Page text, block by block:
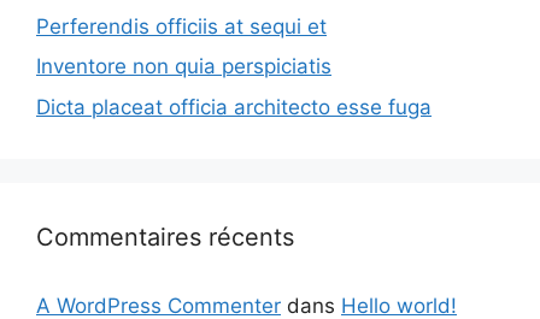
Perferendis officiis at sequi et
Inventore non quia perspiciatis
Dicta placeat officia architecto esse fuga
Commentaires récents
A WordPress Commenter dans Hello world!